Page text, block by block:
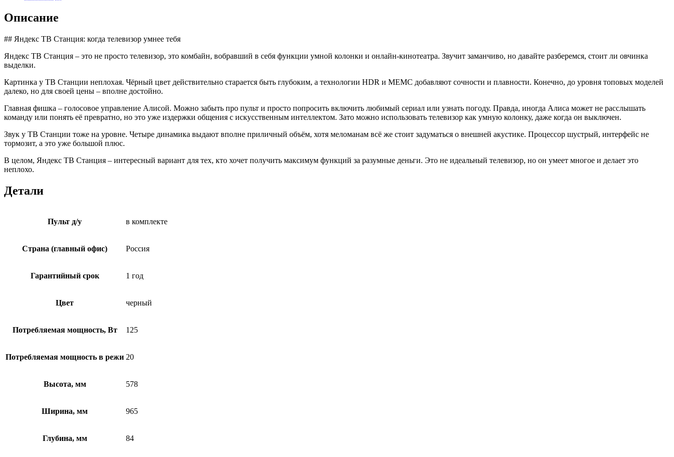
Описание
## Яндекс ТВ Станция: когда телевизор умнее тебя
Яндекс ТВ Станция – это не просто телевизор, это комбайн, вобравший в себя функции умной колонки и онлайн-кинотеатра. Звучит заманчиво, но давайте разберемся, стоит ли овчинка
выделки.
Картинка у ТВ Станции неплохая. Чёрный цвет действительно старается быть глубоким, а технологии HDR и MEMC добавляют сочности и плавности. Конечно, до уровня топовых моделей
далеко, но для своей цены – вполне достойно.
Главная фишка – голосовое управление Алисой. Можно забыть про пульт и просто попросить включить любимый сериал или узнать погоду. Правда, иногда Алиса может не расслышать
команду или понять её превратно, но это уже издержки общения с искусственным интеллектом. Зато можно использовать телевизор как умную колонку, даже когда он выключен.
Звук у ТВ Станции тоже на уровне. Четыре динамика выдают вполне приличный объём, хотя меломанам всё же стоит задуматься о внешней акустике. Процессор шустрый, интерфейс не
тормозит, а это уже большой плюс.
В целом, Яндекс ТВ Станция – интересный вариант для тех, кто хочет получить максимум функций за разумные деньги. Это не идеальный телевизор, но он умеет многое и делает это
неплохо.
Детали
Пульт д/у в комплекте
Страна (главный офис) Россия
Гарантийный срок 1 год
Цвет черный
Потребляемая мощность, Вт 125
Потребляемая мощность в режи 20
Высота, мм 578
Ширина, мм 965
Глубина, мм 84